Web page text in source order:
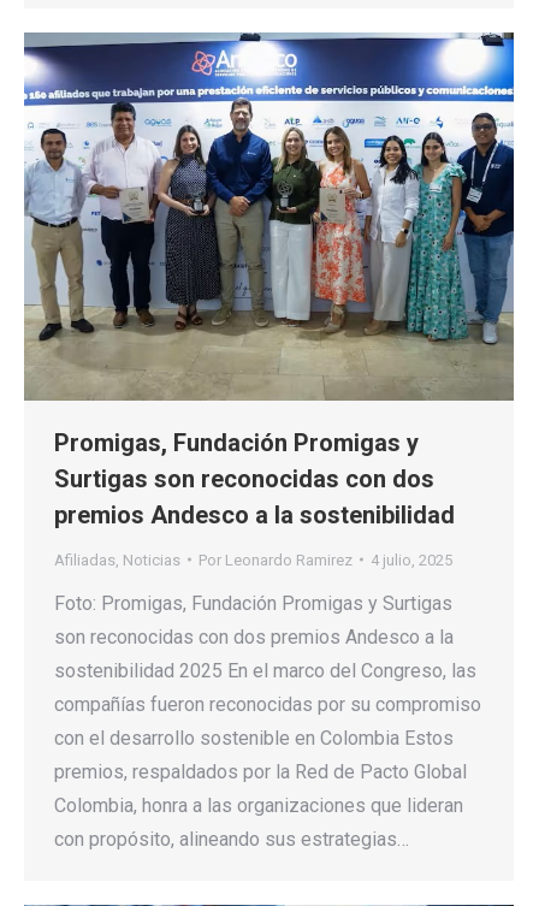
Promigas, Fundación Promigas y
Surtigas son reconocidas con dos
premios Andesco a la sostenibilidad
Afiliadas Noticias Por Leonardo Ramirez 4 julio, 2025
Foto: Promigas, Fundación Promigas y Surtigas
son reconocidas con dos premios Andesco a la
sostenibilidad 2025 En el marco del Congreso, las
compañías fueron reconocidas por su compromiso
con el desarrollo sostenible en Colombia Estos
premios, respaldados por la Red de Pacto Global
Colombia, honra a las organizaciones que lideran
con propósito, alineando sus estrategias…